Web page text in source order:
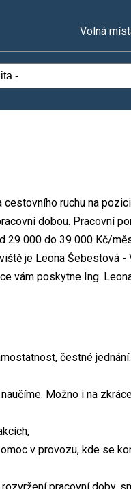
Volná
ruchu na pozici
dobou. Pracovní
29 000 do 39 000 Kč/
je Leona Šebestová -
vám poskytne Ing.
čestné jednání.
Možno i na
v provozu, kde se